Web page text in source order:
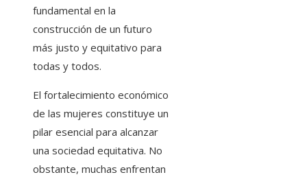
fundamental en la
construcción de un futuro
más justo y equitativo para
todas y todos.
El fortalecimiento económico
de las mujeres constituye un
pilar esencial para alcanzar
una sociedad equitativa. No
obstante, muchas enfrentan